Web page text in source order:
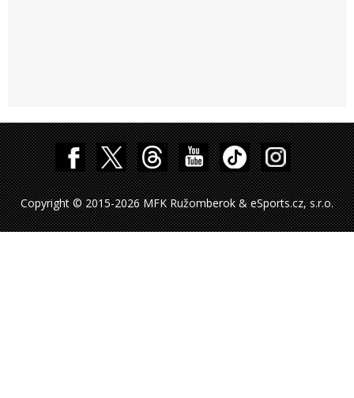
Copyright © 2015-2026 MFK Ružomberok & eSports.cz, s.r.o.